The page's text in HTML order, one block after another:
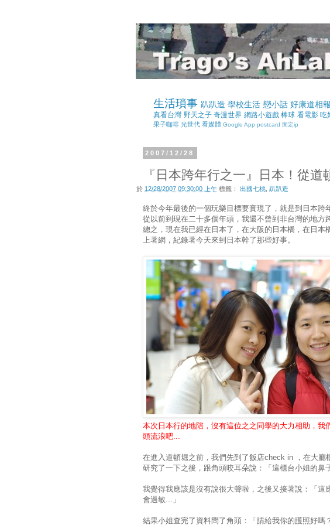
生活瑣事 趴趴造 學校生活 戀小話 好康道相報
真看台灣 野天之子 奇漫世界 網路小遊戲 棒球 看電影 吃
果子咖啡 光世代 看媒體 Google App postcard 固定ip
2007/12/28
『日本跨年行之一』日本！從道
於 12/28/2007 09:30:00 上午 標籤：出國七桃 ,趴趴造
終於今年最後的一個玩樂目標要實現了，就是到日本跨
從以前到現在二十多個年頭，我還不曾到非台灣的地方
總之，現在我已經在日本了，在大阪的日本橋，在日本
上著網，紀錄著今天來到日本幹了那些好事。
本次日本行的地陪，沒有這位之之同學的大力相助，我
頭流浪吧...
在進入道頓堀之前，我們先到了飯店check in ，在大廳
研究了一下之後，跟角頭咬耳朵說：「這櫃台小姐的鼻
我覺得我應該是沒有說很大聲啦，之後又接著說：「這
會過敏...」
結果小姐查完了資料問了角頭：「請給我你的護照好嗎